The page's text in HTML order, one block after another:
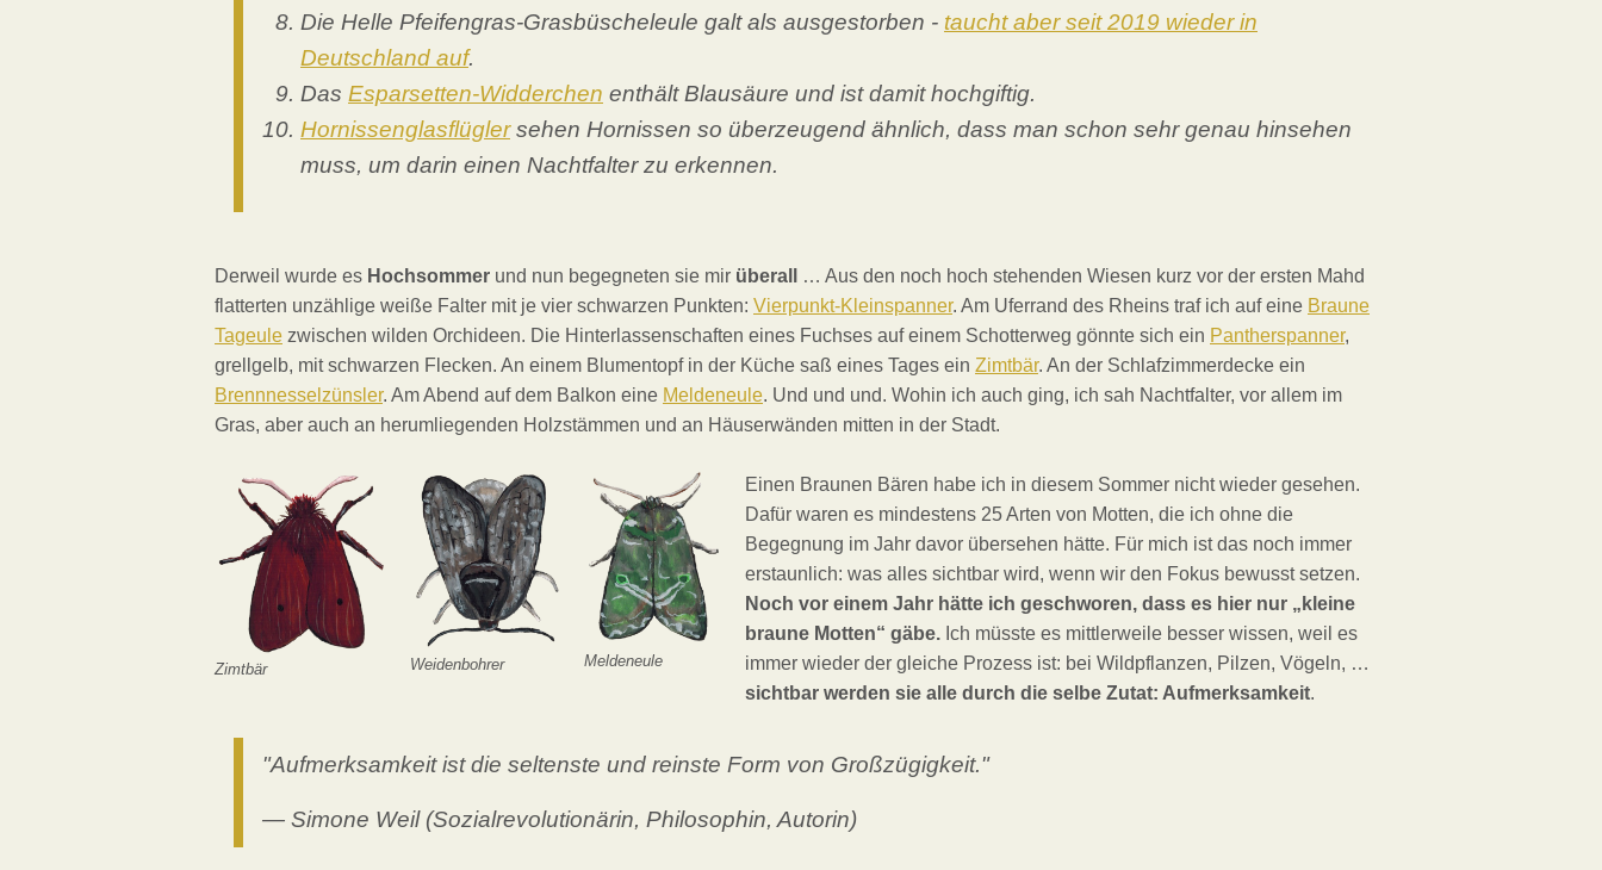
Die Helle Pfeifengras-Grasbüscheleule galt als ausgestorben - taucht aber seit 2019 wieder in
Deutschland auf.
Das Esparsetten-Widderchen enthält Blausäure und ist damit hochgiftig.
Hornissenglasflüglersehen Hornissen so überzeugend ähnlich, dass man schon sehr genau hinsehen
muss, um darin einen Nachtfalter zu erkennen.
Derweil wurde es Hochsommer und nun begegneten sie mir überall
… Aus den noch hoch stehenden Wiesen kurz vor der ersten Mahd
flatterten unzählige weiße Falter mit je vier schwarzen Punkten: Vierpunkt-Kleinspanner. Am Uferrand des Rheins traf ich auf eine Braune
Tageule zwischen wilden Orchideen. Die Hinterlassenschaften eines Fuchses auf einem Schotterweg gönnte sich ein Pantherspanner,
grellgelb, mit schwarzen Flecken. An einem Blumentopf in der Küche saß eines Tages ein Zimtbär. An der Schlafzimmerdecke ein
Brennnesselzünsler. Am Abend auf dem Balkon eine Meldeneule. Und und und. Wohin ich auch ging, ich sah Nachtfalter, vor allem im
Gras, aber auch an herumliegenden Holzstämmen und an Häuserwänden mitten in der Stadt.
Zimtbär Weidenbohrer Meldeneule
Einen Braunen Bären habe ich in diesem Sommer nicht wieder gesehen.
Dafür waren es mindestens 25 Arten von Motten, die ich ohne die
Begegnung im Jahr davor übersehen hätte. Für mich ist das noch immer
erstaunlich: was alles sichtbar wird, wenn wir den Fokus bewusst setzen.
Noch vor einem Jahr hätte ich geschworen, dass es hier nur „kleine
braune Motten“ gäbe. Ich müsste es mittlerweile besser wissen, weil es
immer wieder der gleiche Prozess ist: bei Wildpflanzen, Pilzen, Vögeln, …
sichtbar werden sie alle durch die selbe Zutat: Aufmerksamkeit.
"Aufmerksamkeitist die seltenste und reinste Form von Großzügigkeit."
— Simone Weil (Sozialrevolutionärin, Philosophin, Autorin)